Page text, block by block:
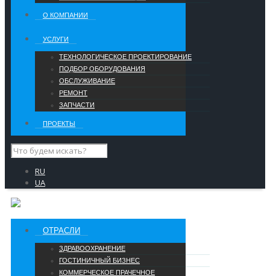
О КОМПАНИИ
УCЛУГИ
ТЕХНОЛОГИЧЕСКОЕ ПРОЕКТИРОВАНИЕ
ПОДБОР ОБОРУДОВАНИЯ
ОБСЛУЖИВАНИЕ
РЕМОНТ
ЗАПЧАСТИ
ПРОЕКТЫ
RU
UA
ОТРАСЛИ
ЗДРАВООХРАНЕНИЕ
ГОСТИНИЧНЫЙ БИЗНЕС
КОММЕРЧЕСКОЕ ПРАЧЕЧНОЕ